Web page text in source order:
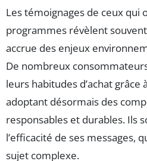
Les témoignages de ceux qui
programmes révèlent
accrue des enjeux
De nombreux
leurs habitudes d’achat grâce
adoptant désormais des
responsables et durables. Ils
l’efficacité de ses messages,
sujet complexe.